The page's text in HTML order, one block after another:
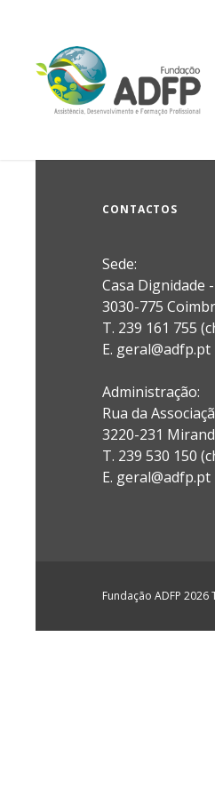
CONTACTOS
Sede:
Casa Dignidade
3030-775
T. 239 161 755
E. geral@adfp.pt
Administração:
Rua da
3220-231
T. 239 530 150
E. geral@adfp.pt
Fundação ADFP